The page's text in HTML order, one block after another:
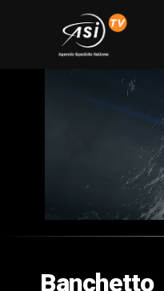
of
49
Banchetto